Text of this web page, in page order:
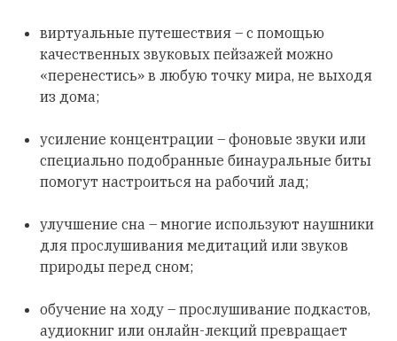
виртуальные путешествия – с помощью
качественных звуковых пейзажей можно
«перенестись» в любую точку мира, не выходя
из дома;
усиление концентрации – фоновые звуки или
специально подобранные бинауральные биты
помогут настроиться на рабочий лад;
улучшение сна – многие используют наушники
для прослушивания медитаций или звуков
природы перед сном;
обучение на ходу – прослушивание подкастов,
аудиокниг или онлайн-лекций превращает